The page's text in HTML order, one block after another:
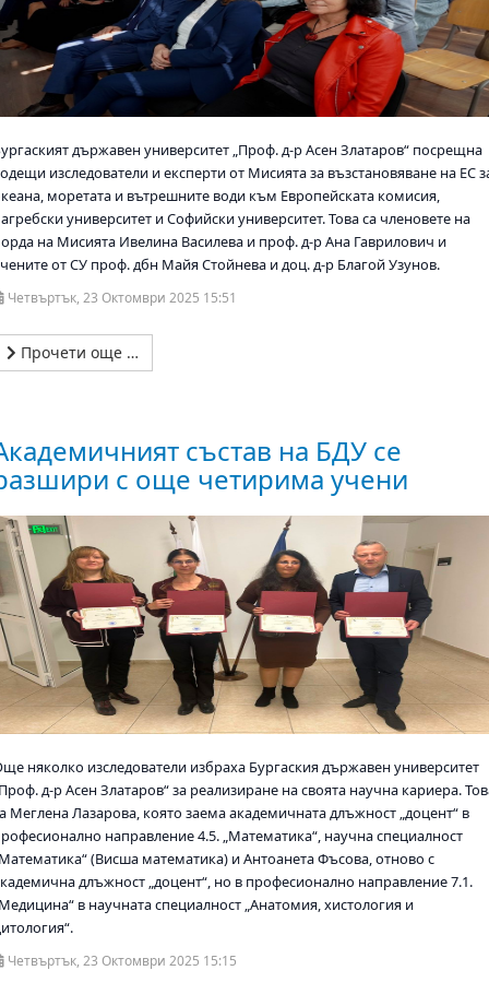
държавен университет „Проф. д-р Асен Златаров“ посрещна
изследователи и експерти от Мисията за възстановяване на ЕС
моретата и вътрешните води към Европейската комисия,
университет и Софийски университет. Това са членовете на
на Мисията Ивелина Василева и проф. д-р Ана Гаврилович и
от СУ проф. дбн Майя Стойнева и доц. д-р Благой Узунов.
Четвъртък, 23 Октомври 2025 15:51
Прочети още …
състав на БДУ се
с още четирима учени
няколко изследователи избраха Бургаския държавен университет
д-р Асен Златаров“ за реализиране на своята научна кариера.
Меглена Лазарова, която заема академичната длъжност „доцент“ в
направление 4.5. „Математика“, научна специалност
(Висша математика) и Антоанета Фъсова, отново с
длъжност „доцент“, но в професионално направление 7.1.
в научната специалност „Анатомия, хистология и
Четвъртък, 23 Октомври 2025 15:15